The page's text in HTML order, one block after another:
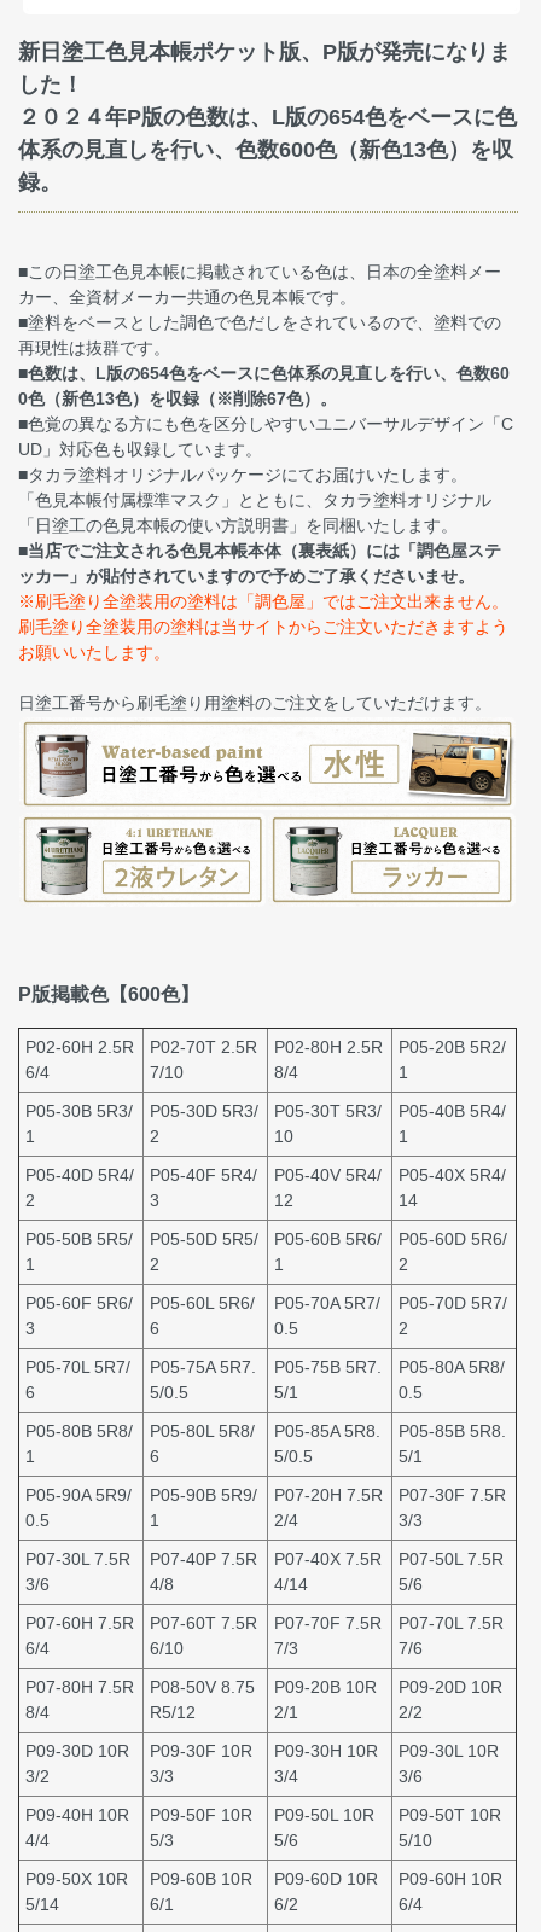
新日塗工色見本帳ポケット版、P版が発売になりま
した！
２０２４年P版の色数は、L版の654色をベースに色
体系の見直しを行い、色数600色（新色13色）を収
録。
■この日塗工色見本帳に掲載されている色は、日本の全塗料メー
カー、全資材メーカー共通の色見本帳です。
■塗料をベースとした調色で色だしをされているので、塗料での
再現性は抜群です。
■色数は、L版の654色をベースに色体系の見直しを行い、色数60
0色（新色13色）を収録（※削除67色）。
■色覚の異なる方にも色を区分しやすいユニバーサルデザイン「C
UD」対応色も収録しています。
■タカラ塗料オリジナルパッケージにてお届けいたします。
「色見本帳付属標準マスク」とともに、タカラ塗料オリジナル
「日塗工の色見本帳の使い方説明書」を同梱いたします。
■当店でご注文される色見本帳本体（裏表紙）には「調色屋ステ
ッカー」が貼付されていますので予めご了承くださいませ。
※刷毛塗り全塗装用の塗料は「調色屋」ではご注文出来ません。
刷毛塗り全塗装用の塗料は当サイトからご注文いただきますよう
お願いいたします。
日塗工番号から刷毛塗り用塗料のご注文をしていただけます。
P版掲載色【600色】
P02-60H 2.5R
6/4
P02-70T 2.5R
7/10
P02-80H 2.5R
8/4
P05-20B 5R2/
1
P05-30B 5R3/
1
P05-30D 5R3/
2
P05-30T 5R3/
10
P05-40B 5R4/
1
P05-40D 5R4/
2
P05-40F 5R4/
3
P05-40V 5R4/
12
P05-40X 5R4/
14
P05-50B 5R5/
1
P05-50D 5R5/
2
P05-60B 5R6/
1
P05-60D 5R6/
2
P05-60F 5R6/
3
P05-60L 5R6/
6
P05-70A 5R7/
0.5
P05-70D 5R7/
2
P05-70L 5R7/
6
P05-75A 5R7.
5/0.5
P05-75B 5R7.
5/1
P05-80A 5R8/
0.5
P05-80B 5R8/
1
P05-80L 5R8/
6
P05-85A 5R8.
5/0.5
P05-85B 5R8.
5/1
P05-90A 5R9/
0.5
P05-90B 5R9/
1
P07-20H 7.5R
2/4
P07-30F 7.5R
3/3
P07-30L 7.5R
3/6
P07-40P 7.5R
4/8
P07-40X 7.5R
4/14
P07-50L 7.5R
5/6
P07-60H 7.5R
6/4
P07-60T 7.5R
6/10
P07-70F 7.5R
7/3
P07-70L 7.5R
7/6
P07-80H 7.5R
8/4
P08-50V 8.75
R5/12
P09-20B 10R
2/1
P09-20D 10R
2/2
P09-30D 10R
3/2
P09-30F 10R
3/3
P09-30H 10R
3/4
P09-30L 10R
3/6
P09-40H 10R
4/4
P09-50F 10R
5/3
P09-50L 10R
5/6
P09-50T 10R
5/10
P09-50X 10R
5/14
P09-60B 10R
6/1
P09-60D 10R
6/2
P09-60H 10R
6/4